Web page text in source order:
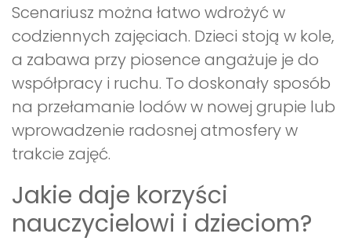
Scenariusz można łatwo wdrożyć w
codziennych zajęciach. Dzieci stoją w kole,
a zabawa przy piosence angażuje je do
współpracy i ruchu. To doskonały sposób
na przełamanie lodów w nowej grupie lub
wprowadzenie radosnej atmosfery w
trakcie zajęć.
Jakie daje korzyści
nauczycielowi i dzieciom?